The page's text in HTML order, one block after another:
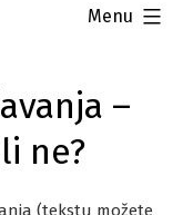
Menu
expanded
–
ne?
(tekstu možete